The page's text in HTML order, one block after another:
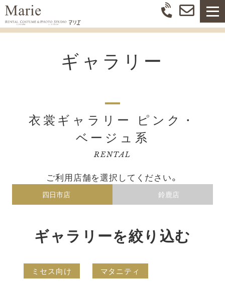
ギャラリー
衣裳ギャラリー ピンク・
ベージュ系
RENTAL
ご利用店舗を選択してください。
四日市店 鈴鹿店
ギャラリーを絞り込む
ミセス向け マタニティ